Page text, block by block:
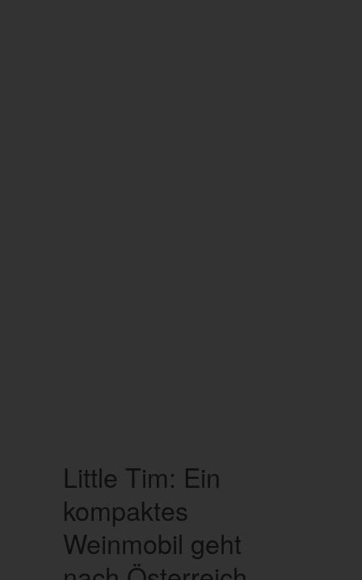
Little Tim: Ein
kompaktes
Weinmobil geht